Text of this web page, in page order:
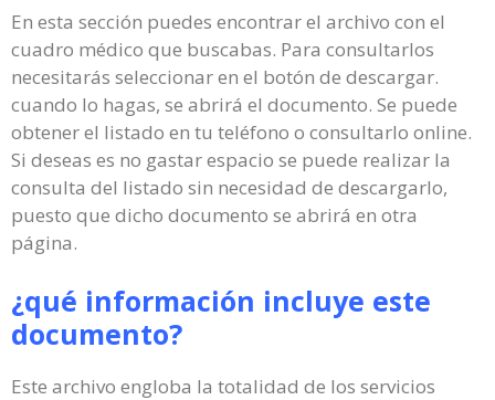
En esta sección puedes encontrar el archivo con el
cuadro médico que buscabas. Para consultarlos
necesitarás seleccionar en el botón de descargar.
cuando lo hagas, se abrirá el documento. Se puede
obtener el listado en tu teléfono o consultarlo online.
Si deseas es no gastar espacio se puede realizar la
consulta del listado sin necesidad de descargarlo,
puesto que dicho documento se abrirá en otra
página.
¿qué información incluye este
documento?
Este archivo engloba la totalidad de los servicios